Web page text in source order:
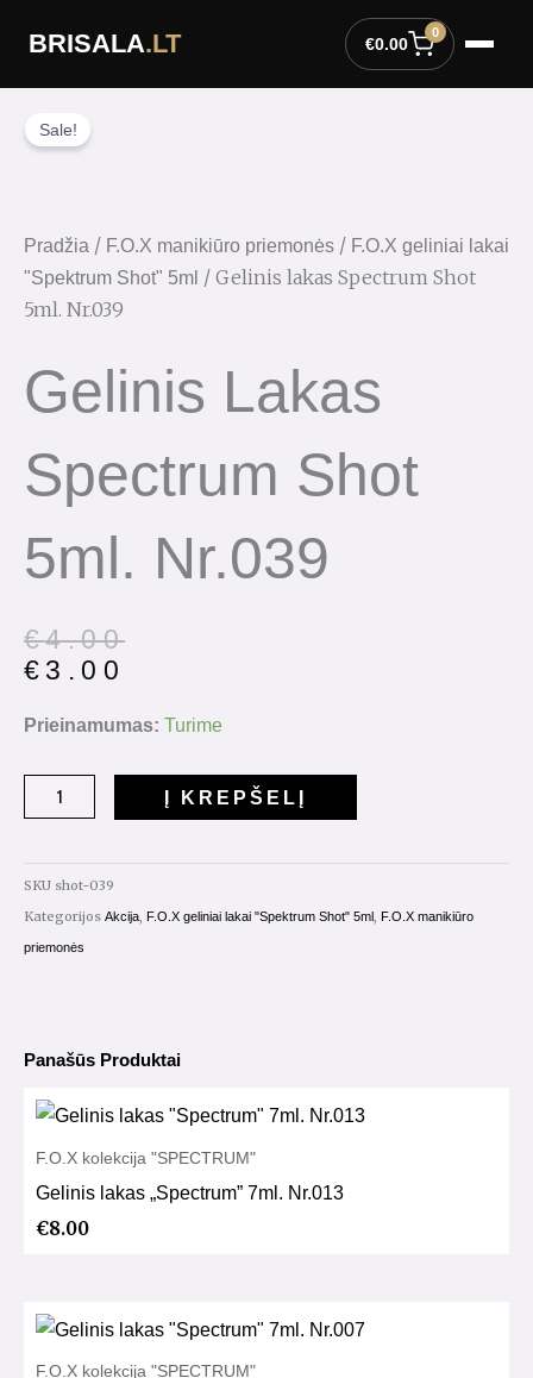
BRISALA.LT €0.00
0
Sale!
Pradžia / F.O.X manikiūro priemonės / F.O.X geliniai lakai
"Spektrum Shot" 5ml / Gelinis lakas Spectrum Shot
5ml. Nr.039
Gelinis Lakas
Spectrum Shot
5ml. Nr.039
€4.00
price
€ 3.00
price
Prieinamumas: Turime
kiekis:
Shot
5ml.
Nr.039
Į KREPŠELĮ
SKU shot-039
Kategorijos Akcija, F.O.X geliniai lakai "Spektrum Shot" 5ml, F.O.X manikiūro
priemonės
Panašūs Produktai
F.O.X kolekcija "SPECTRUM"
Gelinis lakas „Spectrum” 7ml. Nr.013
€8.00
F.O.X kolekcija "SPECTRUM"